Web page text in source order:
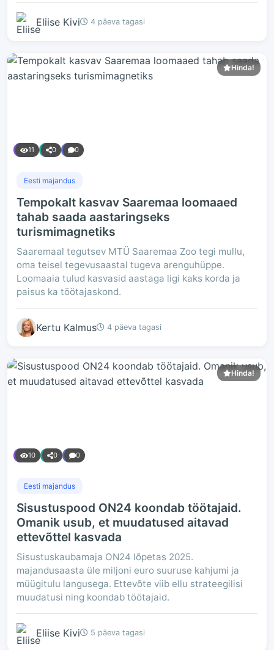
Eliise Kivi 4 päeva tagasi
Hinda!
11 0 0
Eesti majandus
Tempokalt kasvav Saaremaa loomaaed
tahab saada aastaringseks
turismimagnetiks
Saaremaal tegutsev MTÜ Saaremaa Zoo tegi mullu,
oma teisel tegevusaastal tugeva arenguhüppe.
Loomaaia tulud kasvasid aastaga ligi kaks korda ja
paisus ka töötajaskond.
Kertu Kalmus 4 päeva tagasi
Hinda!
10 0 0
Eesti majandus
Sisustuspood ON24 koondab töötajaid.
Omanik usub, et muudatused aitavad
ettevõttel kasvada
Sisustuskaubamaja ON24 lõpetas 2025.
majandusaasta üle miljoni euro suuruse kahjumi ja
müügitulu langusega. Ettevõte viib ellu strateegilisi
muudatusi ning koondab töötajaid.
Eliise Kivi 5 päeva tagasi